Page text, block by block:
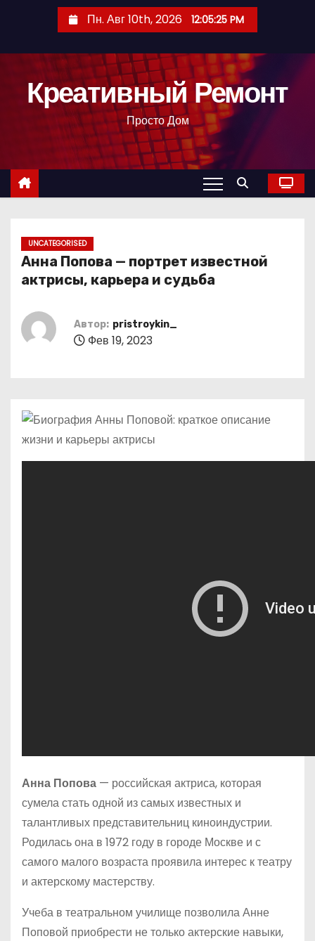
с
Пн. Авг 10th, 2026 12:05:26 PM
Креативный Ремонт
Просто Дом
UNCATEGORISED
Анна Попова — портрет известной
актрисы, карьера и судьба
Автор: pristroykin_
Фев 19, 2023
Анна Попова — российская актриса, которая
сумела стать одной из самых известных и
талантливых представительниц киноиндустрии.
Родилась она в 1972 году в городе Москве и с
самого малого возраста проявила интерес к театру
и актерскому мастерству.
Учеба в театральном училище позволила Анне
Поповой приобрести не только актерские навыки,